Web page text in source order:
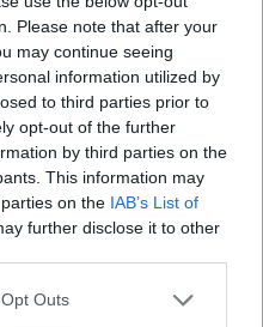
Please note that after your
may continue seeing
information utilized by
to third parties prior to
opt-out of the further
by third parties on the
This information may
on the IAB’s List of
further disclose it to other
Outs
–